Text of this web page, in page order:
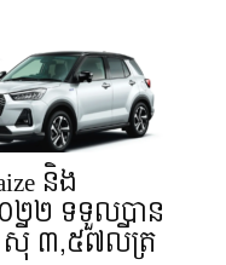
និង
០២២ ទទួលបាន
ស៊ី ៣,៥៧លីត្រ